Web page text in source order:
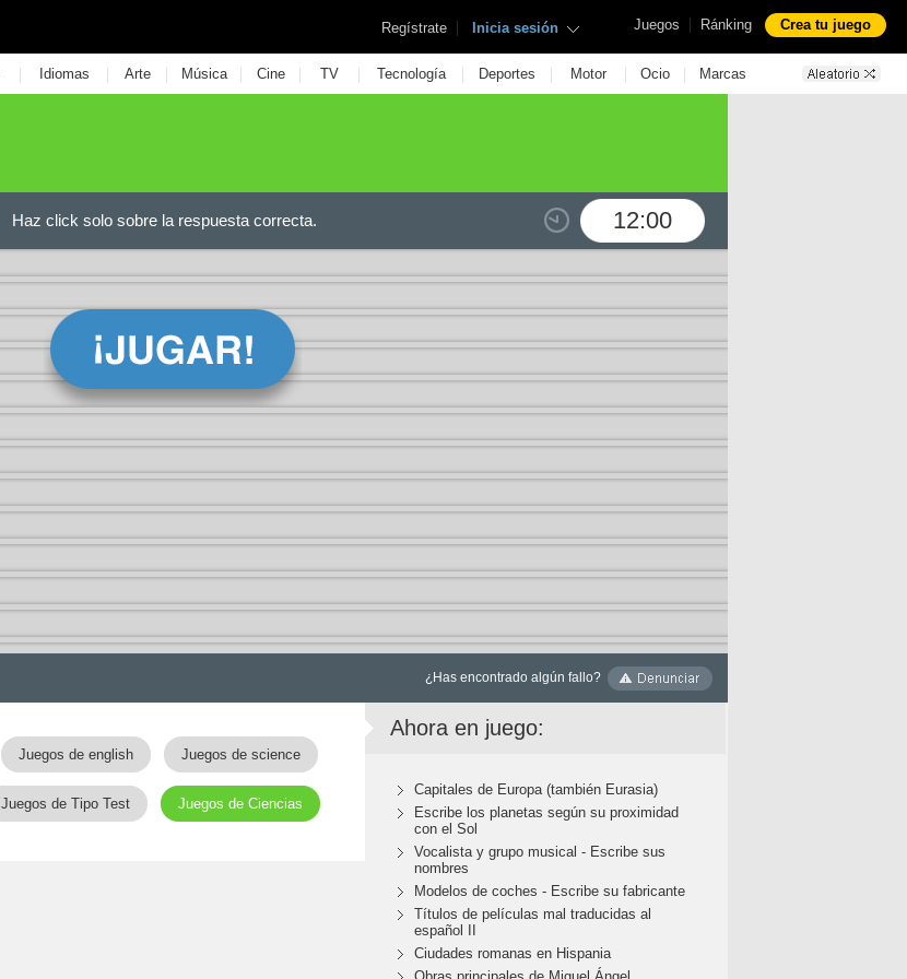
Juegos | Ránking Crea tu juego
Regístrate | Inicia sesión
| Idiomas | Arte | Música | Cine | TV | Tecnología | Deportes | Motor | Ocio | Marcas
12:00
Haz click solo sobre la respuesta correcta.
¿Has encontrado algún fallo?
Juegos de english Juegos de science
Juegos de Tipo Test Juegos de Ciencias
Ahora en juego:
Capitales de Europa (también Eurasia)
Escribe los planetas según su proximidad
con el Sol
Vocalista y grupo musical - Escribe sus
nombres
Modelos de coches - Escribe su fabricante
Títulos de películas mal traducidas al
español II
Ciudades romanas en Hispania